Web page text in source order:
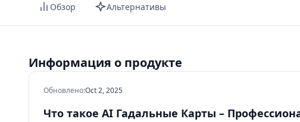
Обзор Альтернативы
Информация о продукте
Обновлено:Oct 2, 2025
Что такое AI Гадальные Карты –